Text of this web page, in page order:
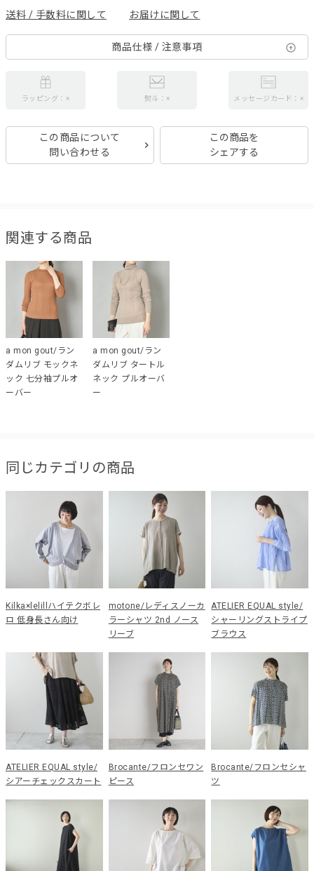
送料 / 手数料に関して お届けに関して
商品仕様 / 注意事項
ラッピング：× 熨斗：× メッセージカード：×
この商品について
問い合わせる
この商品を
シェアする
関連する商品
a mon gout/ラン
ダムリブ モックネ
ック 七分袖プルオ
ーバー
a mon gout/ラン
ダムリブ タートル
ネック プルオーバ
ー
同じカテゴリの商品
Kilka×lelillハイテクボレ
ロ 低身長さん向け
motone/レディスノーカ
ラーシャツ 2nd ノース
リーブ
ATELIER EQUAL style/
シャーリングストライプ
ブラウス
ATELIER EQUAL style/
シアーチェックスカート
Brocante/フロンセワン
ピース
Brocante/フロンセシャ
ツ